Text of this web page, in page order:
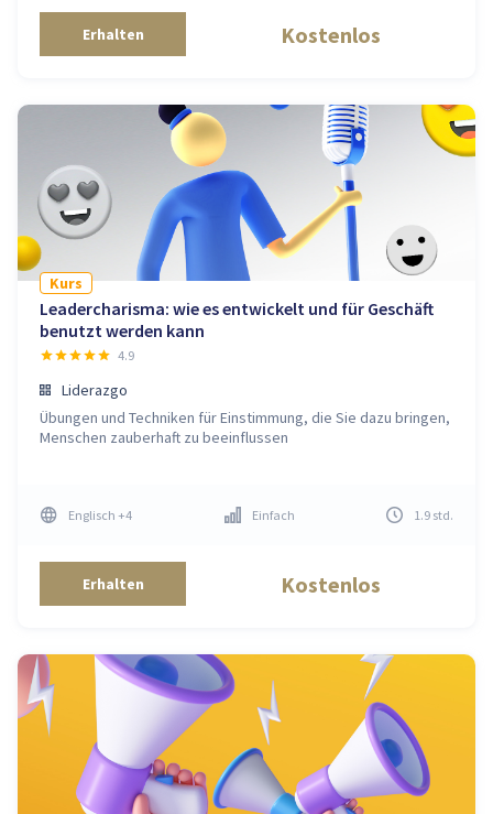
Erhalten Kostenlos
Kurs
Leadercharisma: wie es entwickelt und für Geschäft
benutzt werden kann
4.9
Liderazgo
Übungen und Techniken für Einstimmung, die Sie dazu bringen,
Menschen zauberhaft zu beeinflussen
Englisch +4 Einfach 1.9 std.
Erhalten Kostenlos